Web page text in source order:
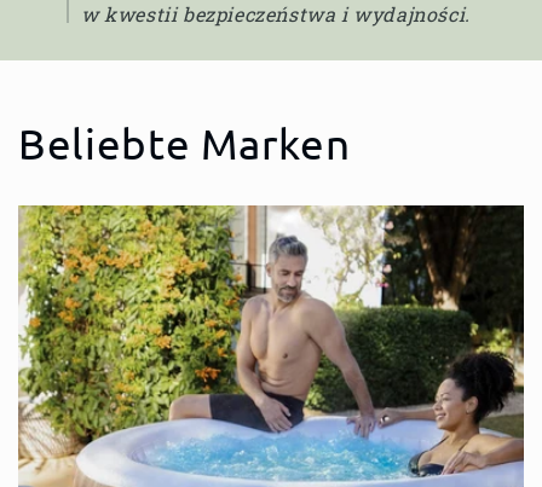
w kwestii bezpieczeństwa i wydajności.
Beliebte Marken